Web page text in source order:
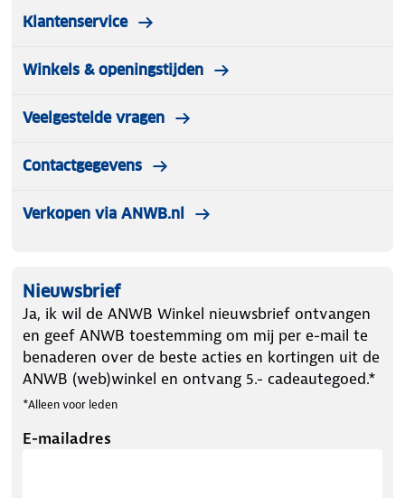
Klantenservice
Winkels & openingstijden
Veelgestelde vragen
Contactgegevens
Verkopen via ANWB.nl
Nieuwsbrief
Ja, ik wil de ANWB Winkel nieuwsbrief ontvangen
en geef ANWB toestemming om mij per e-mail te
benaderen over de beste acties en kortingen uit de
ANWB (web)winkel en ontvang 5.- cadeautegoed.*
*Alleen voor leden
E-mailadres